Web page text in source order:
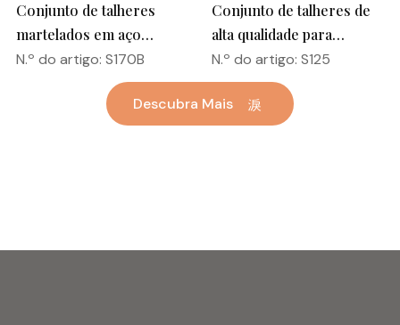
Conjunto de talheres
martelados em aço
inoxidável Colher Garfo
Talheres dourados
banhados a ouro a granel
Hotel Casamento
N.º do artigo: S170B
Conjunto de talheres de
alta qualidade para
restaurante Colheres,
garfos e facas Conjunto
de talheres de aço
inoxidável para
N.º do artigo: S125
Descubra Mais